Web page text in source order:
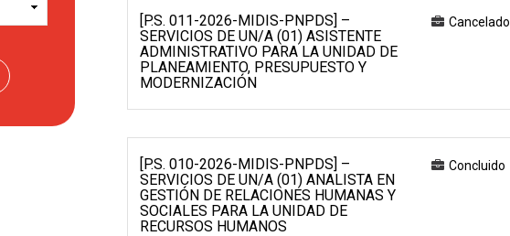
[P.S. 011-2026-MIDIS-PNPDS] –
SERVICIOS DE UN/A (01) ASISTENTE
ADMINISTRATIVO PARA LA UNIDAD DE
PLANEAMIENTO, PRESUPUESTO Y
MODERNIZACIÓN
Cancelado
[P.S. 010-2026-MIDIS-PNPDS] –
SERVICIOS DE UN/A (01) ANALISTA EN
GESTIÓN DE RELACIONES HUMANAS Y
SOCIALES PARA LA UNIDAD DE
RECURSOS HUMANOS
Concluido